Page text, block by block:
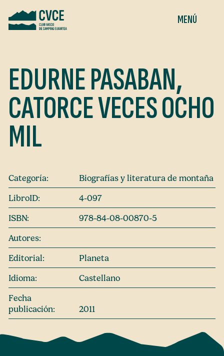
MENÚ
EDURNE PASABAN,
CATORCE VECES OCHO
MIL
Categoría:
Biografías y literatura de montaña
LibroID:
4-097
ISBN:
978-84-08-00870-5
Autores:
Editorial:
Planeta
Idioma:
Castellano
Fecha
publicación:
2011